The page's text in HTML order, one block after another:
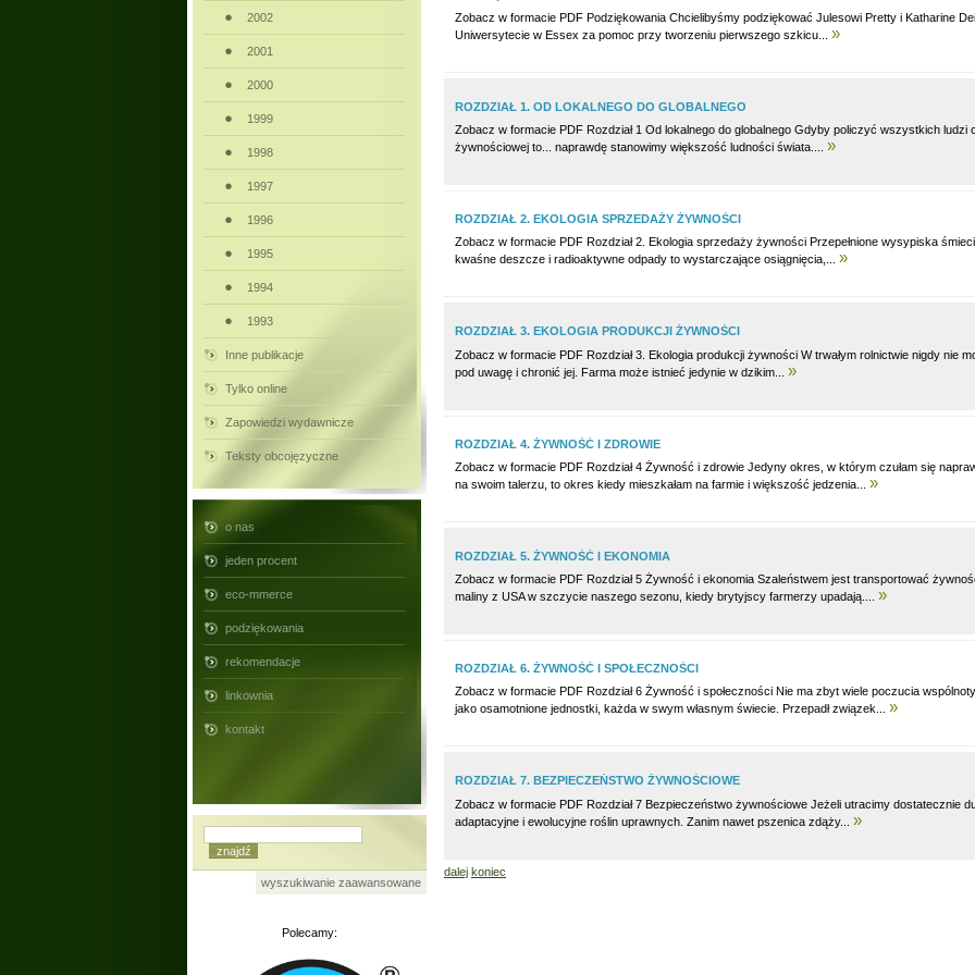
2002
2001
2000
1999
1998
1997
1996
1995
1994
1993
Inne publikacje
Tylko online
Zapowiedzi wydawnicze
Teksty obcojęzyczne
o nas
jeden procent
eco-mmerce
podziękowania
rekomendacje
linkownia
kontakt
wyszukiwanie zaawansowane
Polecamy:
Zobacz w formacie PDF Podziękowania Chcielibyśmy podziękować Julesowi Pretty i Katharine
Uniwersytecie w Essex za pomoc przy tworzeniu pierwszego szkicu... »
ROZDZIAŁ 1. OD LOKALNEGO DO GLOBALNEGO
Zobacz w formacie PDF Rozdział 1 Od lokalnego do globalnego Gdyby policzyć wszystkich ludzi
żywnościowej to... naprawdę stanowimy większość ludności świata.... »
ROZDZIAŁ 2. EKOLOGIA SPRZEDAŻY ŻYWNOŚCI
Zobacz w formacie PDF Rozdział 2. Ekologia sprzedaży żywności Przepełnione wysypiska
kwaśne deszcze i radioaktywne odpady to wystarczające osiągnięcia,... »
ROZDZIAŁ 3. EKOLOGIA PRODUKCJI ŻYWNOŚCI
Zobacz w formacie PDF Rozdział 3. Ekologia produkcji żywności W trwałym rolnictwie nigdy nie
pod uwagę i chronić jej. Farma może istnieć jedynie w dzikim... »
ROZDZIAŁ 4. ŻYWNOŚĆ I ZDROWIE
Zobacz w formacie PDF Rozdział 4 Żywność i zdrowie Jedyny okres, w którym czułam się
na swoim talerzu, to okres kiedy mieszkałam na farmie i większość jedzenia... »
ROZDZIAŁ 5. ŻYWNOŚĆ I EKONOMIA
Zobacz w formacie PDF Rozdział 5 Żywność i ekonomia Szaleństwem jest transportować
maliny z USA w szczycie naszego sezonu, kiedy brytyjscy farmerzy upadają.... »
ROZDZIAŁ 6. ŻYWNOŚĆ I SPOŁECZNOŚCI
Zobacz w formacie PDF Rozdział 6 Żywność i społeczności Nie ma zbyt wiele poczucia
jako osamotnione jednostki, każda w swym własnym świecie. Przepadł związek... »
ROZDZIAŁ 7. BEZPIECZEŃSTWO ŻYWNOŚCIOWE
Zobacz w formacie PDF Rozdział 7 Bezpieczeństwo żywnościowe Jeżeli utracimy dostatecznie
adaptacyjne i ewolucyjne roślin uprawnych. Zanim nawet pszenica zdąży... »
dalej koniec